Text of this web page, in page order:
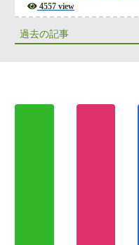
4557 view
過去の記事